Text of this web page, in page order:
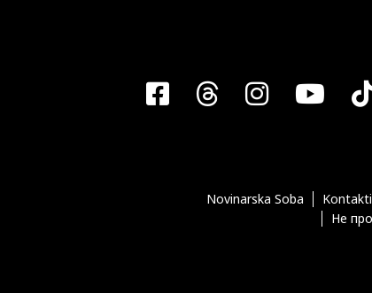
Facebook
Threads
Novinarska Soba
Не